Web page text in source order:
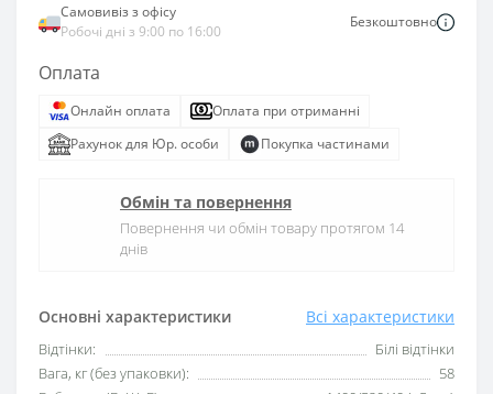
Основні характеристики Всі характеристики
Відтінки:
Білі відтінки
Вага, кг (без упаковки):
58
Самовивіз з офісу
Робочі дні з 9:00 по 16:00
Безкоштовно
Оплата
Онлайн оплата
Оплата при отриманні
Рахунок для Юр. особи
Покупка частинами
Обмін та повернення
Повернення чи обмін товару протягом 14
днів